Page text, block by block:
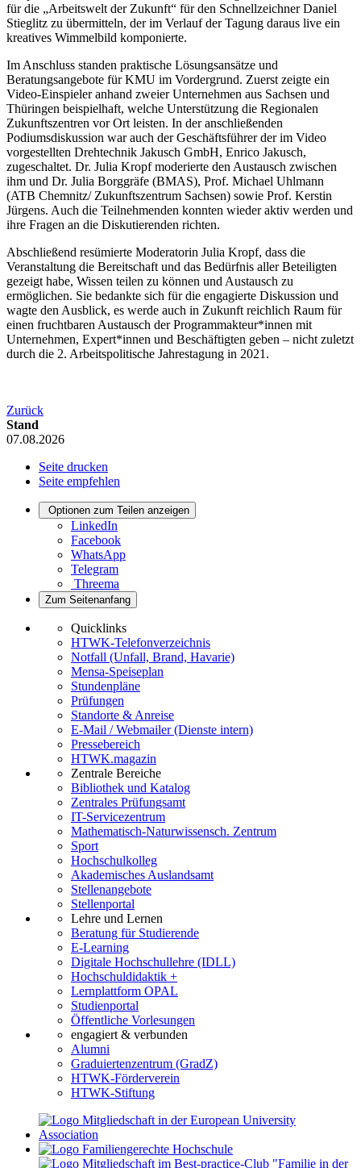
für die „Arbeitswelt der Zukunft“ für den Schnellzeichner Daniel
Stieglitz zu übermitteln, der im Verlauf der Tagung daraus live ein
kreatives Wimmelbild komponierte.
Im Anschluss standen praktische Lösungsansätze und
Beratungsangebote für KMU im Vordergrund. Zuerst zeigte ein
Video-Einspieler anhand zweier Unternehmen aus Sachsen und
Thüringen beispielhaft, welche Unterstützung die Regionalen
Zukunftszentren vor Ort leisten. In der anschließenden
Podiumsdiskussion war auch der Geschäftsführer der im Video
vorgestellten Drehtechnik Jakusch GmbH, Enrico Jakusch,
zugeschaltet. Dr. Julia Kropf moderierte den Austausch zwischen
ihm und Dr. Julia Borggräfe (BMAS), Prof. Michael Uhlmann
(ATB Chemnitz/ Zukunftszentrum Sachsen) sowie Prof. Kerstin
Jürgens. Auch die Teilnehmenden konnten wieder aktiv werden und
ihre Fragen an die Diskutierenden richten.
Abschließend resümierte Moderatorin Julia Kropf, dass die
Veranstaltung die Bereitschaft und das Bedürfnis aller Beteiligten
gezeigt habe, Wissen teilen zu können und Austausch zu
ermöglichen. Sie bedankte sich für die engagierte Diskussion und
wagte den Ausblick, es werde auch in Zukunft reichlich Raum für
einen fruchtbaren Austausch der Programmakteur*innen mit
Unternehmen, Expert*innen und Beschäftigten geben – nicht zuletzt
durch die 2. Arbeitspolitische Jahrestagung in 2021.
Zurück
Stand
07.08.2026
Seite drucken
Seite empfehlen
Optionen zum Teilen anzeigen
LinkedIn
Facebook
WhatsApp
Telegram
Threema
Zum Seitenanfang
Quicklinks
HTWK-Telefonverzeichnis
Notfall (Unfall, Brand, Havarie)
Mensa-Speiseplan
Stundenpläne
Prüfungen
Standorte & Anreise
E-Mail / Webmailer (Dienste intern)
Pressebereich
HTWK.magazin
Zentrale Bereiche
Bibliothek und Katalog
Zentrales Prüfungsamt
IT-Servicezentrum
Mathematisch-Naturwissensch. Zentrum
Sport
Hochschulkolleg
Akademisches Auslandsamt
Stellenangebote
Stellenportal
Lehre und Lernen
Beratung für Studierende
E-Learning
Digitale Hochschullehre (IDLL)
Hochschuldidaktik +
Lernplattform OPAL
Studienportal
Öffentliche Vorlesungen
engagiert & verbunden
Alumni
Graduiertenzentrum (GradZ)
HTWK-Förderverein
HTWK-Stiftung